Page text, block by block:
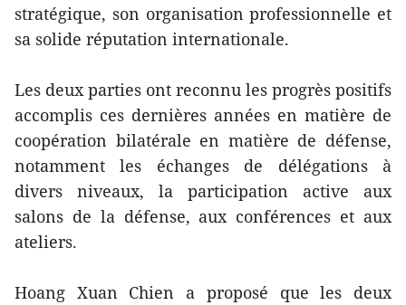
stratégique, son organisation professionnelle et
sa solide réputation internationale.
Les deux parties ont reconnu les progrès positifs
accomplis ces dernières années en matière de
coopération bilatérale en matière de défense,
notamment les échanges de délégations à
divers niveaux, la participation active aux
salons de la défense, aux conférences et aux
ateliers.
Hoang Xuan Chien a proposé que les deux